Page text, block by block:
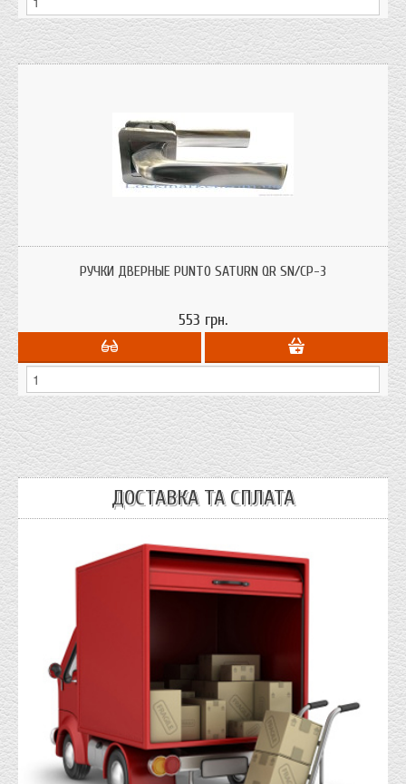
квадратном основании (пятаке) для межкомнатных и входных дверей.
РУЧКИ ДВЕРНЫЕ PUNTO SATURN QR SN/CP-3
553 грн.
ДОСТАВКА ТА СПЛАТА